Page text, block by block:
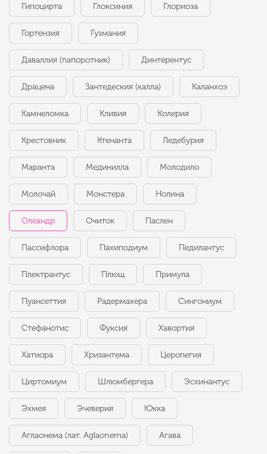
Гипоцирта Глоксиния Глориоза
Гортензия Гузмания
Даваллия (папоротник) Динтерентус
Драцена Зантедеския (калла) Каланхоэ
Камнеломка Кливия Колерия
Крестовник Ктенанта Ледебурия
Маранта Мединилла Молодило
Молочай Монстера Нолина
Олеандр Очиток Паслен
Пассифлора Пахиподиум Педилантус
Плектрантус Плющ Примула
Пуансеттия Радермахера Сингониум
Стефанотис Фуксия Хавортия
Хатиора Хризантема Церопегия
Циртомиум Шлюмбергера Эсхинантус
Эхмея Эчеверия Юкка
Аглаонема (лат. Aglaonema) Агава